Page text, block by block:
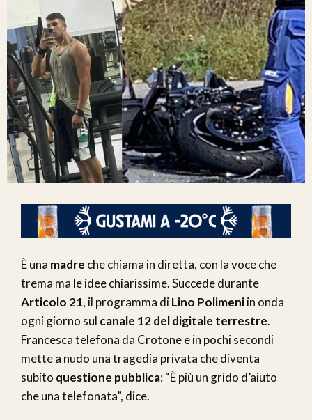
È una madre che chiama in diretta, con la voce che
trema ma le idee chiarissime. Succede durante
Articolo 21, il programma diLino Polimeniin onda
ogni giorno sul canale 12 del digitale terrestre.
Francesca telefona da Crotone e in pochi secondi
mette a nudo una tragedia privata che diventa
subito questione pubblica: “È più un grido d’aiuto
che una telefonata”, dice.